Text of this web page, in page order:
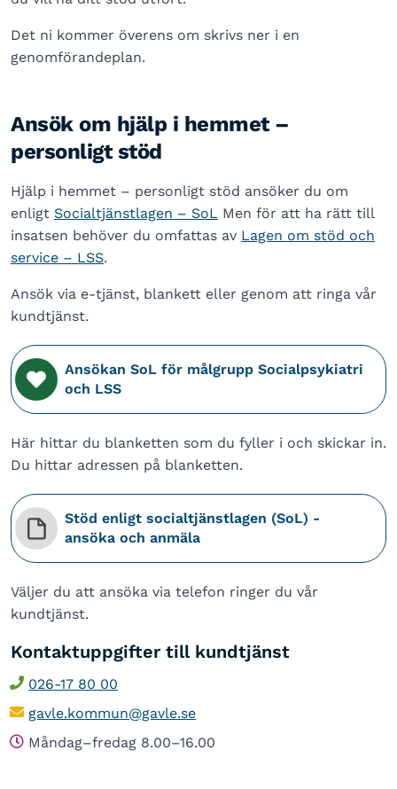
Det ni kommer överens om skrivs ner i en
genomförandeplan.
Ansök om hjälp i hemmet –
personligt stöd
Hjälp i hemmet – personligt stöd ansöker du om
enligt Socialtjänstlagen – SoL Men för att ha rätt till
insatsen behöver du omfattas av Lagen om stöd och
service – LSS.
Ansök via e-tjänst, blankett eller genom att ringa vår
kundtjänst.
Ansökan SoL för målgrupp Socialpsykiatri
och LSS
Här hittar du blanketten som du fyller i och skickar in.
Du hittar adressen på blanketten.
Stöd enligt socialtjänstlagen (SoL) -
ansöka och anmäla
Väljer du att ansöka via telefon ringer du vår
kundtjänst.
Kontaktuppgifter till kundtjänst
026-17 80 00
gavle.kommun@gavle.se
Måndag–fredag 8.00–16.00